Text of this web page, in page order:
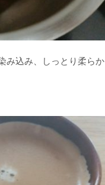
み込み、しっとり柔らか